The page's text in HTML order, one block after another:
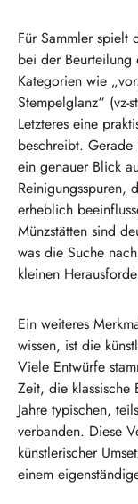
Für Sammler spielt
bei der
Kategorien wie
Stempelglanz“ (vz-
Letzteres eine
beschreibt.
ein genauer Blick
Reinigungsspuren,
erheblich
Münzstätten sind
was die Suche
kleinen
Ein weiteres
wissen, ist die
Viele Entwürfe
Zeit, die
Jahre typischen,
verbanden. Diese
künstlerischer
einem